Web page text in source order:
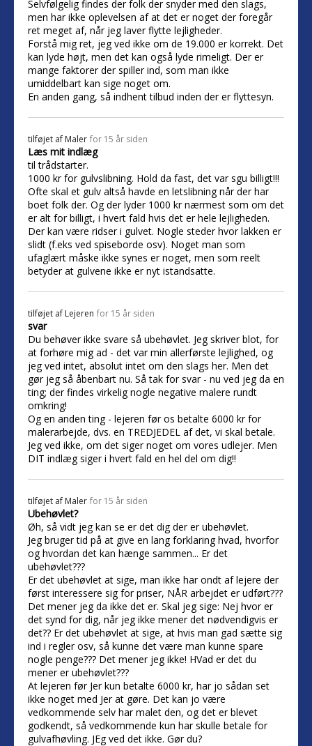
Selvfølgelig findes der folk der snyder med den slags,
men har ikke oplevelsen af at det er noget der foregår
ret meget af, når jeg laver flytte lejligheder.
Forstå mig ret, jeg ved ikke om de 19.000 er korrekt. Det
kan lyde højt, men det kan også lyde rimeligt. Der er
mange faktorer der spiller ind, som man ikke
umiddelbart kan sige noget om.
En anden gang, så indhent tilbud inden der er flyttesyn.
tilføjet af Maler for 15 år siden
Læs mit indlæg
til trådstarter.
1000 kr for gulvslibning. Hold da fast, det var sgu billigt!!!
Ofte skal et gulv altså havde en letslibning når der har
boet folk der. Og der lyder 1000 kr nærmest som om det
er alt for billigt, i hvert fald hvis det er hele lejligheden.
Der kan være ridser i gulvet. Nogle steder hvor lakken er
slidt (f.eks ved spiseborde osv). Noget man som
ufaglært måske ikke synes er noget, men som reelt
betyder at gulvene ikke er nyt istandsatte.
tilføjet af Lejeren for 15 år siden
svar
Du behøver ikke svare så ubehøvlet. Jeg skriver blot, for
at forhøre mig ad - det var min allerførste lejlighed, og
jeg ved intet, absolut intet om den slags her. Men det
gør jeg så åbenbart nu. Så tak for svar - nu ved jeg da en
ting; der findes virkelig nogle negative malere rundt
omkring!
Og en anden ting - lejeren før os betalte 6000 kr for
malerarbejde, dvs. en TREDJEDEL af det, vi skal betale.
Jeg ved ikke, om det siger noget om vores udlejer. Men
DIT indlæg siger i hvert fald en hel del om dig!!
tilføjet af Maler for 15 år siden
Ubehøvlet?
Øh, så vidt jeg kan se er det dig der er ubehøvlet.
Jeg bruger tid på at give en lang forklaring hvad, hvorfor
og hvordan det kan hænge sammen... Er det
ubehøvlet???
Er det ubehøvlet at sige, man ikke har ondt af lejere der
først interessere sig for priser, NÅR arbejdet er udført???
Det mener jeg da ikke det er. Skal jeg sige: Nej hvor er
det synd for dig, når jeg ikke mener det nødvendigvis er
det?? Er det ubehøvlet at sige, at hvis man gad sætte sig
ind i regler osv, så kunne det være man kunne spare
nogle penge??? Det mener jeg ikke! HVad er det du
mener er ubehøvlet???
At lejeren før Jer kun betalte 6000 kr, har jo sådan set
ikke noget med Jer at gøre. Det kan jo være
vedkommende selv har malet den, og det er blevet
godkendt, så vedkommende kun har skulle betale for
gulvafhøvling. JEg ved det ikke. Gør du?